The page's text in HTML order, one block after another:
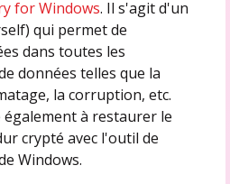
for Windows. Il s'agit d'un
qui permet de
dans toutes les
données telles que la
la corruption, etc.
également à restaurer le
crypté avec l'outil de
Windows.